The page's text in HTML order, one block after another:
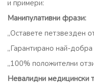
и примери:
Манипулативни фрази:
„Оставете петзвезден
„Гарантирано най-добра
„100% положителни
Невалидни медицински